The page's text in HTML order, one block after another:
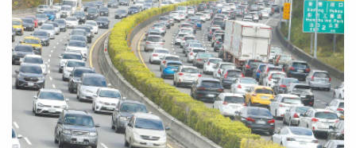
包，因持續性胸痛超過一小時就醫，確診為前壁心肌梗塞，
治療後低密度膽固醇也從131mg/dL降至64mg/dL。鍾伯欣
醫師強調，以急性ST段上升型心肌梗塞患者為例，復原期的
低密度膽固醇應盡可能控制在55mg/dL以下，也與近年的血
脂控制趨勢一致。醫：胸悶合併冒冷汗恐為發病前兆 務必
叫救護車針對民眾平時如何警覺急性心肌梗塞發作前症狀，
蔡適吉主任表示，若持續出現像大石頭壓住胸口般的胸悶，
統；國3竹山至中興、草屯至霧峰、大山至香山、關西至大
溪；國5宜蘭至坪林；國4潭子系統至豐勢；國6東草屯至霧
峰系統；以及國10仁武至左營端。另高公局與公路局攜手合
作，成立「公路聯合疏運中心」，共同監控連假路況並即時
協調應變，同時高公局於今日的國道路況預報（即時交通狀
況、路況預測、管制措施、行車建議事項等）外，增加宣導
省道及快速公路疏導訊息（管制措施、壅塞預測、國道客運